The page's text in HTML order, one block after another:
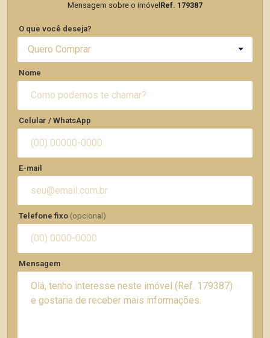
Mensagem sobre o imóvel Ref. 179387
O que você deseja?
Quero Comprar
Nome
Celular / WhatsApp
E-mail
Telefone fixo (opcional)
Mensagem